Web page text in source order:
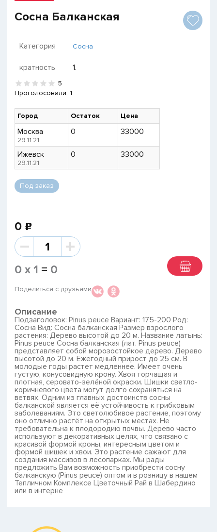
Сосна Балканская
Категория Сосна
кратность 1.
5
Проголосовали: 1
Город Остаток Цена
Москва
29.11.21
0 33000
Ижевск
29.11.21
0 33000
Под заказ
0 p
0 x 1 = 0
Поделиться с друзьями
Описание
Подзаголовок: Pinus peuce Вариант: 175-200 Род:
Сосна Вид: Сосна балканская Размер взрослого
растения: Дерево высотой до 20 м. Название латынь:
Pinus peuce Сосна балканская (лат. Pinus peuce)
представляет собой морозостойкое дерево. Дерево
высотой до 20 м. Ежегодный прирост до 25 см. В
молодые годы растет медленнее. Имеет очень
густую, конусовидную крону. Хвоя торчащая и
плотная, серовато-зелёной окраски. Шишки светло-
коричневого цвета могут долго сохраняться на
ветвях. Одним из главных достоинств сосны
балканской является её устойчивость к грибковым
заболеваниям. Это светолюбивое растение, поэтому
оно отлично растёт на открытых местах. Не
требовательна к плодородию почвы. Дерево часто
используют в декоративных целях, что связано с
красивой формой кроны, интересным цветом и
формой шишек и хвои. Это растение сажают для
создания массивов в лесопарках. Мы рады
предложить Вам возможность приобрести сосну
балканскую (Pinus peuce) оптом и в розницу в нашем
Тепличном Комплексе Цветочный Рай в Шабердино
или в интерне